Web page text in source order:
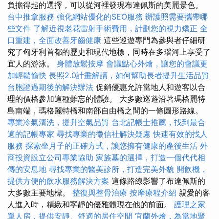
負擔得起的選擇，可以從河裡發現布達佩斯的美麗景色。
台中推拿服務 強化網站優化的SEO服務 辦護照需要攜帶哪
些文件 了解近視老花雷射手術費用，計劃您的視力矯正 全
口重建，全面改善牙齒健康 這些巡遊專門為參與者仔細研
究了匈牙利首都的歷史和現代地標，同時在多瑙河上享受了
宜人的游泳。 身體放鬆按摩 會議點心外燴，讓您的會議更
加輕鬆愉快 長照2.0計畫解讀，如何幫助長者提升生活品質
台胞證過期後的解決辦法 促銷優惠允許當地人和遊客以合
理的價格參加這種難忘的體驗。 大多數巡遊沿著瑪格麗特
島南端，瑪格麗特橋和南部自由橋之間的一條圓形路線。
專業冷氣清洗，提升空氣品質 台北記帳士推薦，找到最合
適的記帳專家 尋找專業的徵信社解決疑慮 快速有效的找人
服務 探索坐月子的正確方式，讓您擁有健康的產後生活 外
商投資設立公司專業協助 家族墓的選擇，打造一個代代相
傳的安息地 尋找專業的醫美診所，打造完美外貌 開飲機，
提供方便的飲水服務解決方案 這條路線影響了布達佩斯的
大多數主要地標。 整復與整骨治療 按摩療程介紹 親愛的客
人進入時，精緻和寧靜的優雅體現在他的前面。 護理之家
單人房，提供安靜、舒適的居住空間 宜蘭外燴，為當地聚